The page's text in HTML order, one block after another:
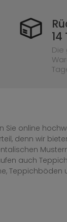
Die
Sie online
denn wir
auch